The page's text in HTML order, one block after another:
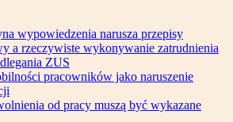
wypowiedzenia narusza przepisy
a rzeczywiste wykonywanie zatrudnienia
ZUS
pracowników jako naruszenie
od pracy muszą być wykazane